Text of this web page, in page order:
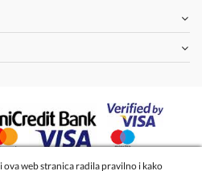
web stranica radila pravilno i kako